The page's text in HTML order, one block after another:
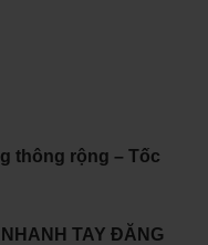
thông rộng – Tốc
TAY ĐĂNG